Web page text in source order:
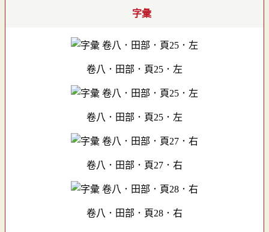
字彙
卷八．田部．頁25．左
卷八．田部．頁25．左
卷八．田部．頁27．右
卷八．田部．頁28．右